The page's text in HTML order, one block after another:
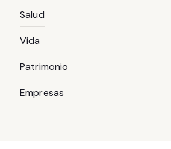
Salud
Vida
Patrimonio
Empresas